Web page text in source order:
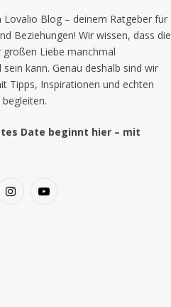
Lovalio Blog – deinem Ratgeber für
Beziehungen! Wir wissen, dass die
großen Liebe manchmal
kann. Genau deshalb sind wir
Tipps, Inspirationen und echten
Date beginnt hier – mit
InstagramYouTube